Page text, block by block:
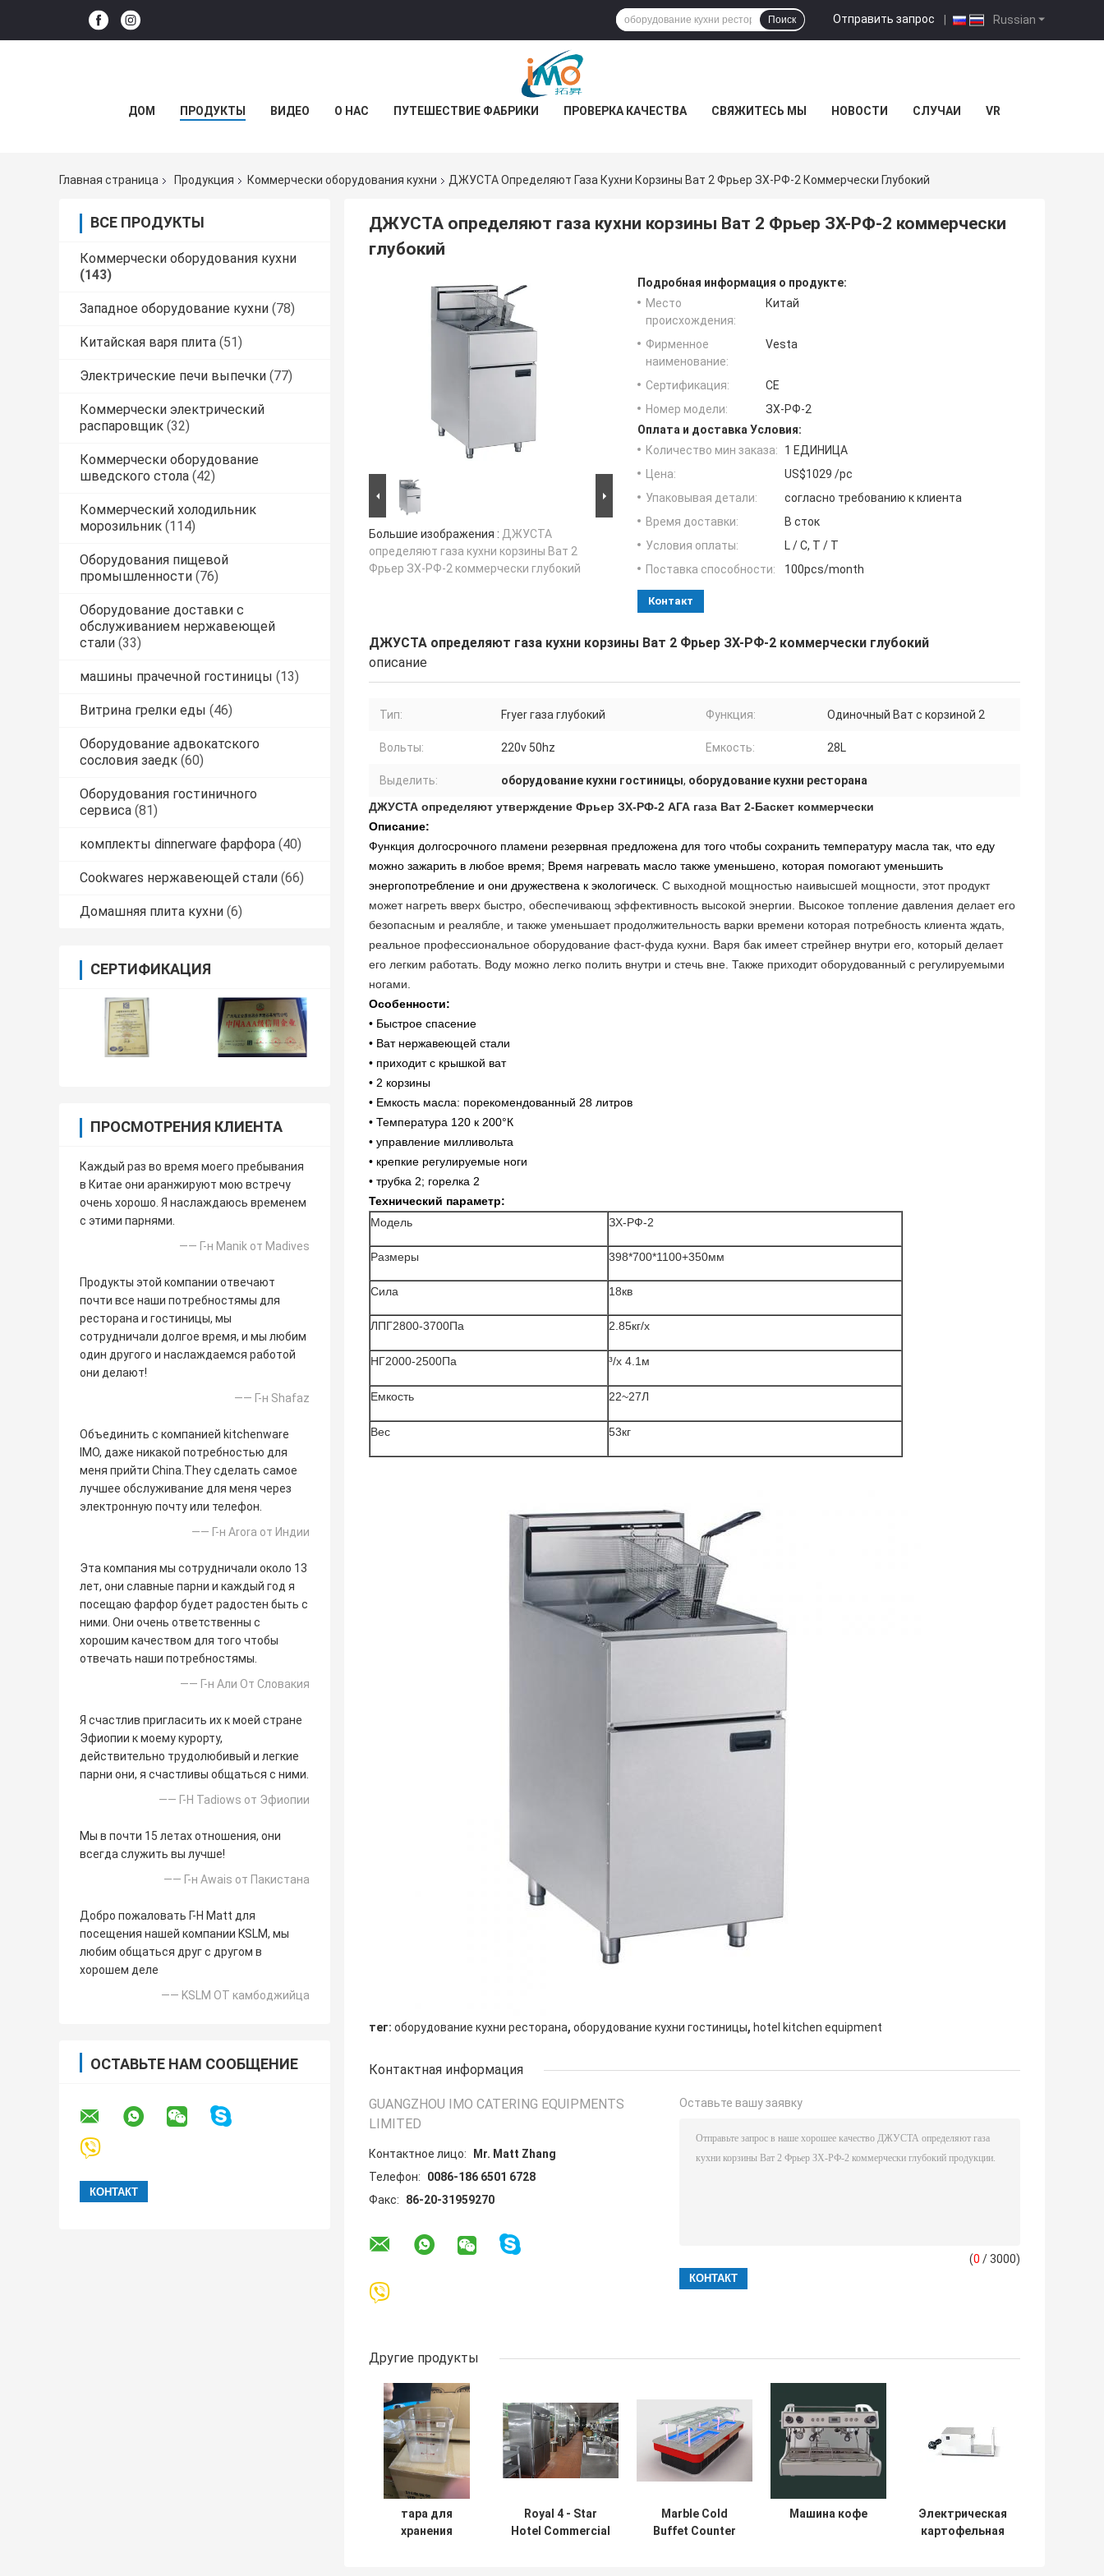
Russian
Отправить запрос |
Поиск
ДОМ ПРОДУКТЫ ВИДЕО О НАС ПУТЕШЕСТВИЕ ФАБРИКИ ПРОВЕРКА КАЧЕСТВА СВЯЖИТЕСЬ МЫ НОВОСТИ СЛУЧАИ VR
Главная страница Продукция Коммерчески оборудования кухни ДЖУСТА Определяют Газа Кухни Корзины Ват 2 Фрьер ЗХ-РФ-2 Коммерчески Глубокий
ВСЕ ПРОДУКТЫ
Коммерчески оборудования кухни
(143)
Западное оборудование кухни (78)
Китайская варя плита (51)
Электрические печи выпечки (77)
Коммерчески электрический
распаровщик (32)
Коммерчески оборудование
шведского стола (42)
Коммерческий холодильник
морозильник (114)
Оборудования пищевой
промышленности (76)
Оборудование доставки с
обслуживанием нержавеющей
стали (33)
машины прачечной гостиницы (13)
Витрина грелки еды (46)
Оборудование адвокатского
сословия заедк (60)
Оборудования гостиничного
сервиса (81)
комплекты dinnerware фарфора (40)
Cookwares нержавеющей стали (66)
Домашняя плита кухни (6)
СЕРТИФИКАЦИЯ
ПРОСМОТРЕНИЯ КЛИЕНТА
Каждый раз во время моего пребывания
в Китае они аранжируют мою встречу
очень хорошо. Я наслаждаюсь временем
с этими парнями.
—— Г-н Manik от Madives
Продукты этой компании отвечают
почти все наши потребностямы для
ресторана и гостиницы, мы
сотрудничали долгое время, и мы любим
один другого и наслаждаемся работой
они делают!
—— Г-н Shafaz
Объединить с компанией kitchenware
IMO, даже никакой потребностью для
меня прийти China.They сделать самое
лучшее обслуживание для меня через
электронную почту или телефон.
—— Г-н Arora от Индии
Эта компания мы сотрудничали около 13
лет, они славные парни и каждый год я
посещаю фарфор будет радостен быть с
ними. Они очень ответственны с
хорошим качеством для того чтобы
отвечать наши потребностямы.
—— Г-н Али От Словакия
Я счастлив пригласить их к моей стране
Эфиопии к моему курорту,
действительно трудолюбивый и легкие
парни они, я счастливы общаться с ними.
—— Г-Н Tadiows от Эфиопии
Мы в почти 15 летах отношения, они
всегда служить вы лучше!
—— Г-н Awais от Пакистана
Добро пожаловать Г-Н Matt для
посещения нашей компании KSLM, мы
любим общаться друг с другом в
хорошем деле
—— KSLM ОТ камбоджийца
ОСТАВЬТЕ НАМ СООБЩЕНИЕ
ДЖУСТА определяют газа кухни корзины Ват 2 Фрьер ЗХ-РФ-2 коммерчески
глубокий
Большие изображения : ДЖУСТА
определяют газа кухни корзины Ват 2
Фрьер ЗХ-РФ-2 коммерчески глубокий
Подробная информация о продукте:
Место
происхождения:
Китай
Фирменное
наименование:
Vesta
Сертификация:
CE
Номер модели:
ЗХ-РФ-2
Оплата и доставка Условия:
Количество мин заказа:
1 ЕДИНИЦА
Цена:
US$1029 /pc
Упаковывая детали:
согласно требованию к клиента
Время доставки:
В сток
Условия оплаты:
L / C, T / T
Поставка способности:
100pcs/month
Контакт
ДЖУСТА определяют газа кухни корзины Ват 2 Фрьер ЗХ-РФ-2 коммерчески глубокий
описание
Тип: Fryer газа глубокий Функция: Одиночный Ват с корзиной 2
Вольты: 220v 50hz Емкость: 28L
Выделить: оборудование кухни гостиницы, оборудование кухни ресторана
ДЖУСТА определяют утверждение Фрьер ЗХ-РФ-2 АГА газа Ват 2-Баскет коммерчески
Описание:
Функция долгосрочного пламени резервная предложена для того чтобы сохранить температуру масла так, что еду
можно зажарить в любое время; Время нагревать масло также уменьшено, которая помогают уменьшить
энергопотребление и они дружествена к экологическ. С выходной мощностью наивысшей мощности, этот продукт
может нагреть вверх быстро, обеспечивающ эффективность высокой энергии. Высокое топление давления делает его
безопасным и реалябле, и также уменьшает продолжительность варки времени которая потребность клиента ждать,
реальное профессиональное оборудование фаст-фуда кухни. Варя бак имеет стрейнер внутри его, который делает
его легким работать. Воду можно легко полить внутри и стечь вне. Также приходит оборудованный с регулируемыми
ногами.
Особенности:
• Быстрое спасение
• Ват нержавеющей стали
• приходит с крышкой ват
• 2 корзины
• Емкость масла: порекомендованный 28 литров
• Температура 120 к 200°К
• управление милливольта
• крепкие регулируемые ноги
• трубка 2; горелка 2
Технический параметр:
Модель
ЗХ-РФ-2
Размеры 398*700*1100+350мм
Сила 18кв
ЛПГ2800-3700Па 2.85кг/х
НГ2000-2500Па ³/х 4.1м
Емкость 22~27Л
Вес 53кг
тег: оборудование кухни ресторана, оборудование кухни гостиницы, hotel kitchen equipment
Контактная информация
GUANGZHOU IMO CATERING EQUIPMENTS
LIMITED
Контактное лицо:
Mr. Matt Zhang
Телефон:
0086-186 6501 6728
Факс:
86-20-31959270
Оставьте вашу заявку
(0 / 3000)
Другие продукты
тара для
хранения
Royal 4 - Star
Hotel Commercial
Marble Cold
Buffet Counter
Машина кофе
Электрическая
картофельная